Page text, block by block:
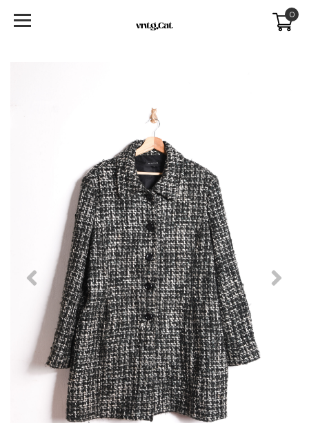
0
Previous Next